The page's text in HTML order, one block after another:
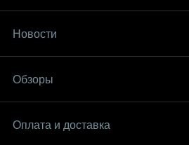
Новости
Обзоры
Оплата и доставка